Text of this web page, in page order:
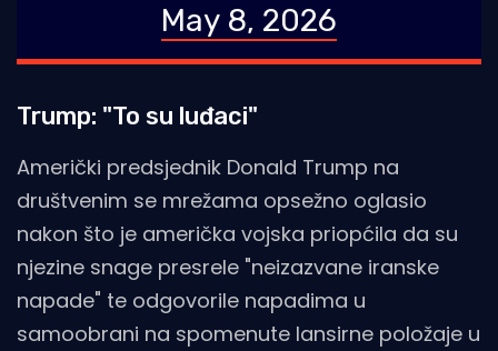
May 8, 2026
Trump: "To su luđaci"
Američki predsjednik Donald Trump na
društvenim se mrežama opsežno oglasio
nakon što je američka vojska priopćila da su
njezine snage presrele "neizazvane iranske
napade" te odgovorile napadima u
samoobrani na spomenute lansirne položaje u